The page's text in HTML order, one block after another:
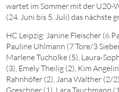
wartet im Sommer mit der U20-
(24. Juni bis 5. Juli) das nächste
HC Leipzig: Janine Fleischer (6
Pauline Uhlmann (7 Tore/3
Marlene Tucholke (5), Laura-
(3), Emely Theilig (2), Kim
Rahnhöfer (2), Jana Walther (2/
Greschner (1), Lara Tauchmann